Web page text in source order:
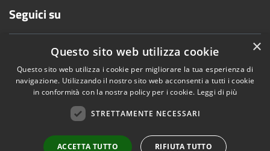
Seguici su
Accessibilità
Municipium•Accesso redazione
×
Questo sito web utilizza cookie
Questo sito web utilizza i cookie per migliorare la tua esperienza di
navigazione. Utilizzando il nostro sito web acconsenti a tutti i cookie
in conformità con la nostra policy per i cookie. Leggi di più
STRETTAMENTE NECESSARI
ACCETTA TUTTO RIFIUTA TUTTO